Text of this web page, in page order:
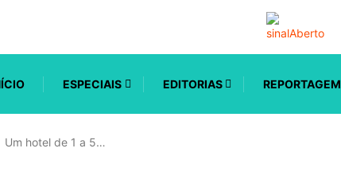
ESPECIAIS EDITORIAS REPORTAGEM
Um hotel de 1 a 5…